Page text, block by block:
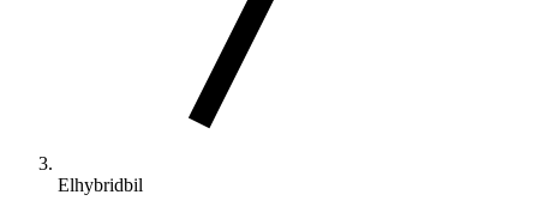
Elhybridbil